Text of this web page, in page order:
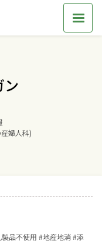
ン
婦人科)
製品不使用 地産地消 添